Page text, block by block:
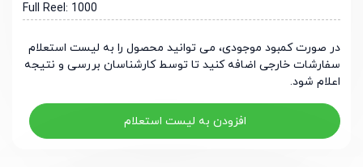
Full Reel: 1000
در صورت کمبود موجودی، می توانید محصول را به لیست استعلام
سفارشات خارجی اضافه کنید تا توسط کارشناسان بررسی و نتیجه
اعلام شود.
افزودن به لیست استعلام